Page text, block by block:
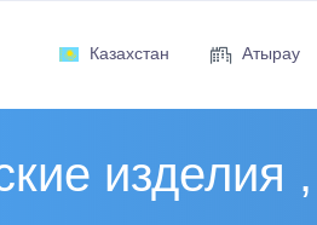
Казахстан Атырау
изделия